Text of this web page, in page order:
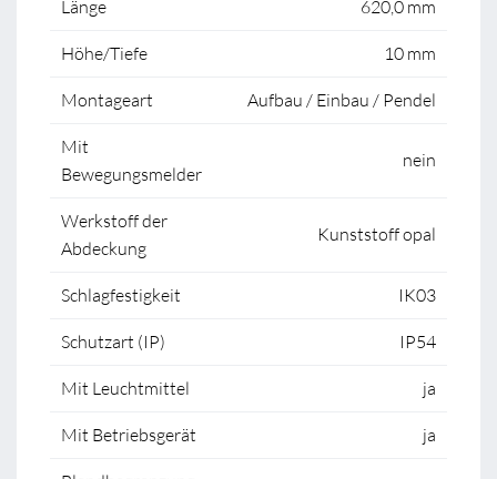
Länge 620,0 mm
Höhe/Tiefe 10 mm
Montageart Aufbau / Einbau / Pendel
Mit
Bewegungsmelder
nein
Werkstoff der
Abdeckung
Kunststoff opal
Schlagfestigkeit IK03
Schutzart (IP) IP54
Mit Leuchtmittel ja
Mit Betriebsgerät ja